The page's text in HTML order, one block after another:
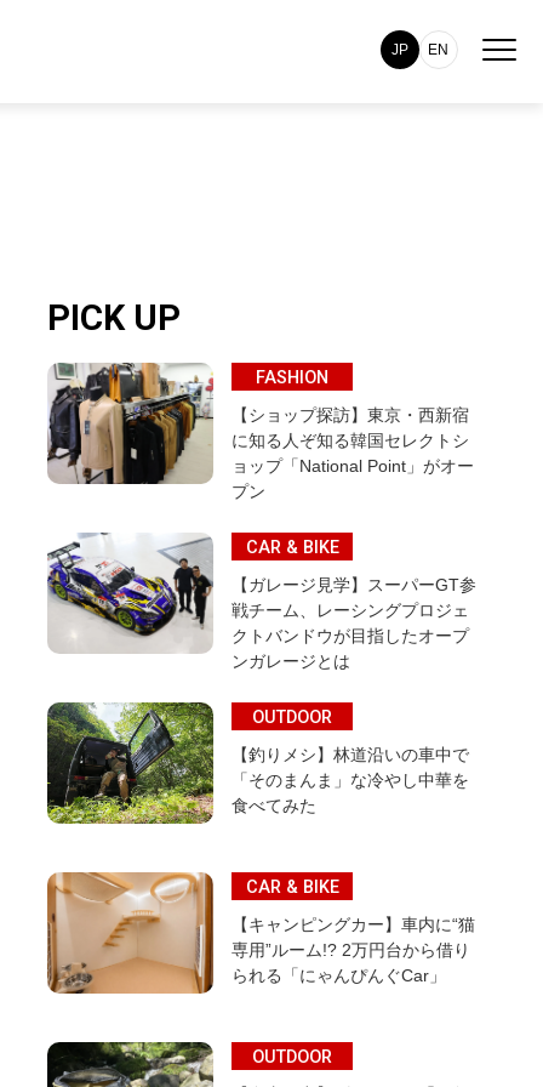
JP EN
PICK UP
FASHION
【ショップ探訪】東京・西新宿
に知る人ぞ知る韓国セレクトシ
ョップ「National Point」がオー
プン
CAR & BIKE
【ガレージ見学】スーパーGT参
戦チーム、レーシングプロジェ
クトバンドウが目指したオープ
ンガレージとは
OUTDOOR
【釣りメシ】林道沿いの車中で
「そのまんま」な冷やし中華を
食べてみた
CAR & BIKE
【キャンピングカー】車内に“猫
専用”ルーム!? 2万円台から借り
られる「にゃんぴんぐCar」
OUTDOOR